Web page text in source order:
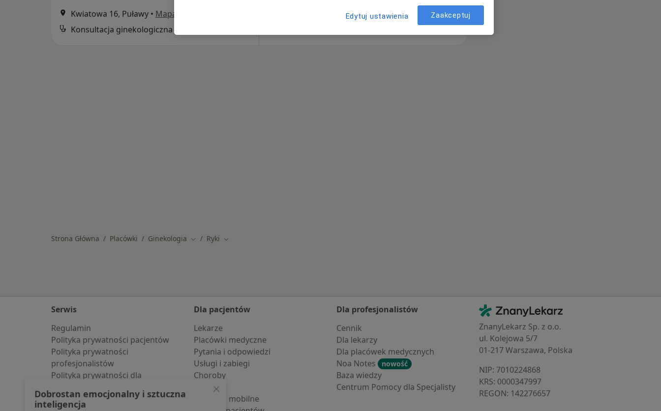
Kwiatowa 16, Puławy • Mapa
Konsultacja ginekologiczna
Strona Główna Placówki Ginekologia Zmień miasto
Ryki Zmień miasto
Serwis
Regulamin
Polityka prywatności pacjentów
Polityka prywatności
profesjonalistów
Polityka prywatności dla
pozyskaliśmy samodzielnie
Dla pacjentów
Lekarze
Placówki medyczne
Pytania i odpowiedzi
Usługi i zabiegi
Choroby
Pomoc
Aplikacje mobilne
Dla profesjonalistów
Cennik
Dla lekarzy
Dla placówek medycznych
Noa Notes
nowość
Baza wiedzy
Centrum Pomocy dla Specjalisty
Kontakt
ZnanyLekarz - Strona główna
ZnanyLekarz Sp. z o.o.
ul. Kolejowa 5/7
01-217 Warszawa, Polska
NIP: ⁠7010224868
KRS: ⁠0000347997
REGON: ⁠142276657
Edytuj ustawienia Zaakceptuj
Dobrostan emocjonalny i sztuczna
inteligencja